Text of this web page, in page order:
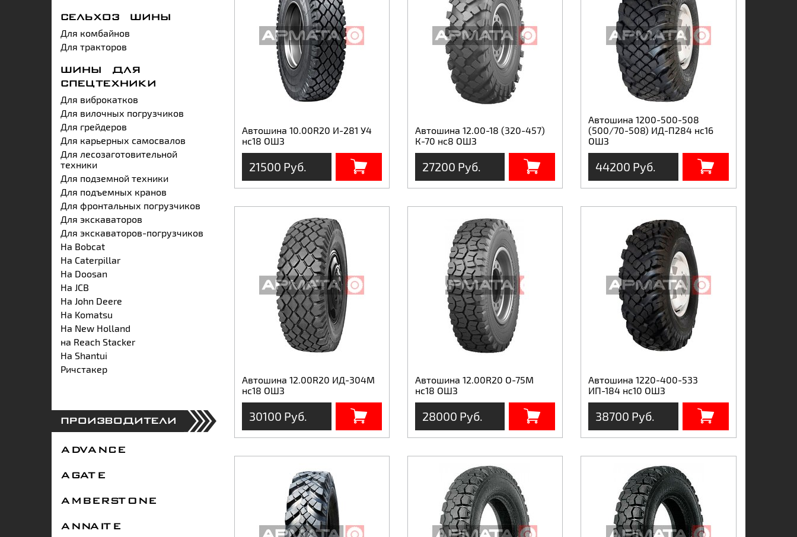
СЕЛЬХОЗ ШИНЫ
Для комбайнов
Для тракторов
ШИНЫ ДЛЯ
СПЕЦТЕХНИКИ
Для виброкатков
Для вилочных погрузчиков
Для грейдеров
Для карьерных самосвалов
Для лесозаготовительной
техники
Для подземной техники
Для подъемных кранов
Для фронтальных погрузчиков
Для экскаваторов
Для экскаваторов-погрузчиков
На Bobcat
На Caterpillar
На Doosan
На JCB
На John Deere
На Komatsu
На New Holland
на Reach Stacker
На Shantui
Ричстакер
ПРОИЗВОДИТЕЛИ
ADVANCE
AGATE
AMBERSTONE
ANNAITE
Автошина 10.00R20 И-281 У4
нс18 ОШЗ
21500 Руб.
Автошина 12.00-18 (320-457)
К-70 нс8 ОШЗ
27200 Руб.
Автошина 1200-500-508
(500/70-508) ИД-П284 нс16
ОШЗ
44200 Руб.
Автошина 12.00R20 ИД-304М
нс18 ОШЗ
30100 Руб.
Автошина 12.00R20 О-75М
нс18 ОШЗ
28000 Руб.
Автошина 1220-400-533
ИП-184 нс10 ОШЗ
38700 Руб.